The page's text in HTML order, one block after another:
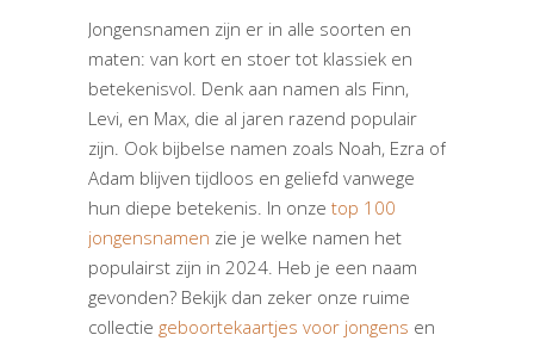
Jongensnamen zijn er in alle soorten en
maten: van kort en stoer tot klassiek en
betekenisvol. Denk aan namen als Finn,
Levi, en Max, die al jaren razend populair
zijn. Ook bijbelse namen zoals Noah, Ezra of
Adam blijven tijdloos en geliefd vanwege
hun diepe betekenis. In onze top 100
jongensnamen zie je welke namen het
populairst zijn in 2024. Heb je een naam
gevonden? Bekijk dan zeker onze ruime
collectie geboortekaartjes voor jongens en